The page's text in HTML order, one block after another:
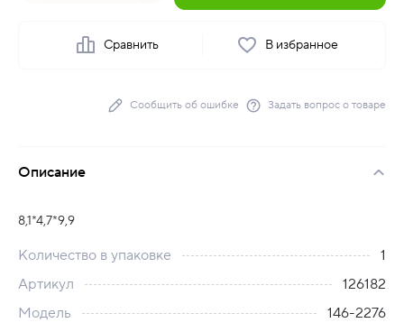
Сравнить В избранное
Сообщить об ошибке Задать вопрос о товаре
Описание
8,1*4,7*9,9
Количество в упаковке
1
Артикул
126182
Модель
146-2276